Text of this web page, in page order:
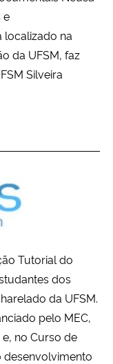
e
localizado na
da UFSM, faz
Silveira
Tutorial do
dos
da UFSM.
pelo MEC,
no Curso de
desenvolvimento